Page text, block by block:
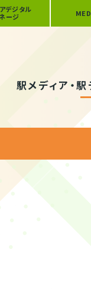
駅メディア・
デジタル
ージ